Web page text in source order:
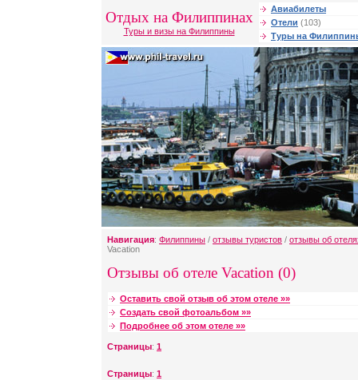
Отдых на Филиппинах
Туры и визы на Филиппины
Авиабилеты
Отели (103)
Туры на
Навигация: Филиппины / отзывы туристов / отзывы об
Vacation
Отзывы об отеле Vacation (0)
Оставить свой отзыв об этом отеле »»
Создать свой фотоальбом »»
Подробнее об этом отеле »»
Страницы: 1
Страницы: 1